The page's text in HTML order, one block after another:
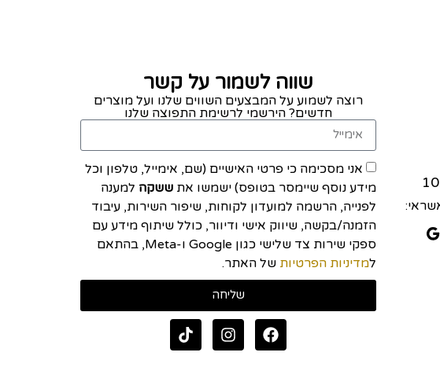
שווה לשמור על קשר
רוצה לשמוע על המבצעים השווים שלנו ועל מוצרים
חדשים? הירשמי לרשימת התפוצה שלנו
אני מסכימה כי פרטי האישיים (שם, אימייל, טלפון וכל
מידע נוסף שיימסר בטופס) ישמשו אתששקה למענה
לפנייה, הרשמה למועדון לקוחות, שיפור השירות, עיבוד
הזמנה/בקשה, שיווק אישי ודיוור, כולל שיתוף מידע עם
ספקי שירות צד שלישי כגון Google ו-Meta, בהתאם
למדיניות הפרטיות של האתר.
שליחה